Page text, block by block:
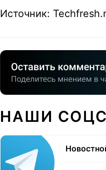
Источник:
НАШИ